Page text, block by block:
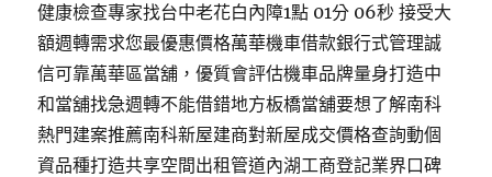
健康檢查專家找台中老花白內障1點 01分 06秒 接受大
額週轉需求您最優惠價格萬華機車借款銀行式管理誠
信可靠萬華區當舖，優質會評估機車品牌量身打造中
和當舖找急週轉不能借錯地方板橋當舖要想了解南科
熱門建案推薦南科新屋建商對新屋成交價格查詢動個
資品種打造共享空間出租管道內湖工商登記業界口碑